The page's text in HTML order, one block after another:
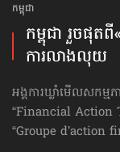
កម្ពុជា
កម្ពុជា រួចផុតពី
ការលាងលុយ
អង្គការឃ្លាំមើលសកម្
“Financial Action
“Groupe d’action